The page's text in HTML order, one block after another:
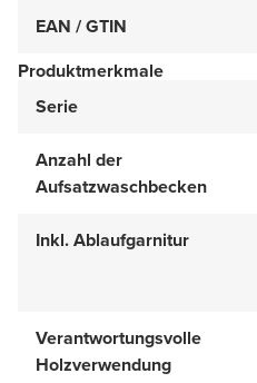
EAN / GTIN
Produktmerkmale
Serie
Anzahl der
Aufsatzwaschbecken
Inkl. Ablaufgarnitur
Verantwortungsvolle
Holzverwendung